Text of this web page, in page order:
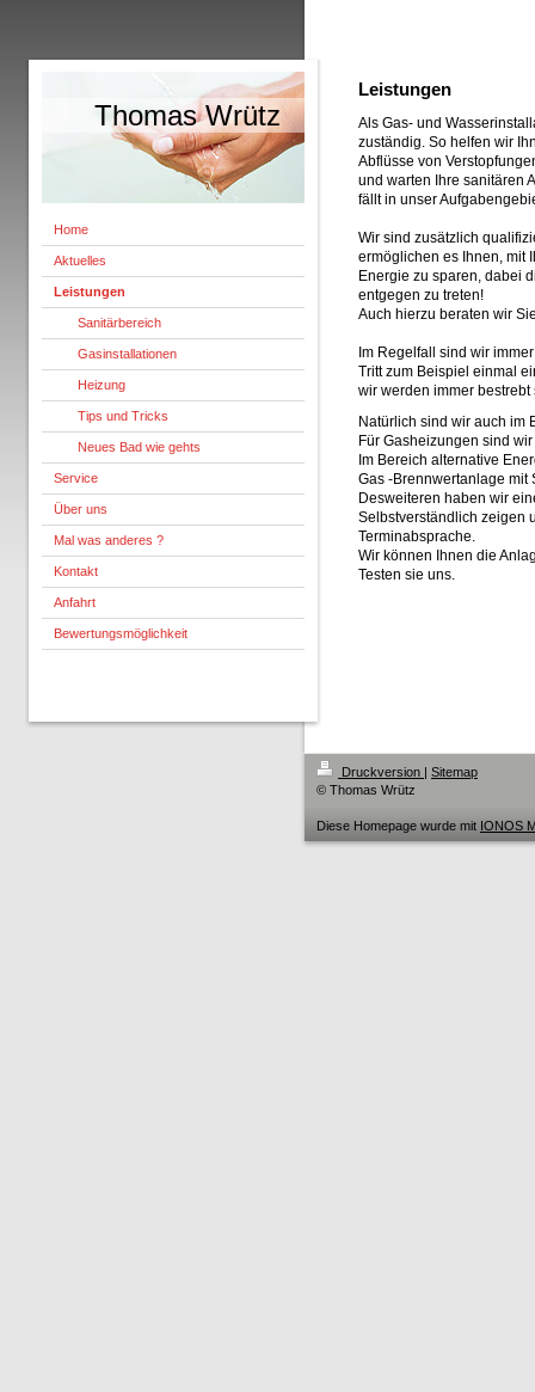
Thomas Wrütz
Home
Aktuelles
Leistungen
Sanitärbereich
Gasinstallationen
Heizung
Tips und Tricks
Neues Bad wie gehts
Service
Über uns
Mal was anderes ?
Kontakt
Anfahrt
Bewertungsmöglichkeit
Leistungen
Als Gas- und
zuständig. So helfen wir
Abflüsse von
und warten Ihre sanitären
fällt in unser
Wir sind zusätzlich
ermöglichen es Ihnen, mit
Energie zu sparen, dabei
entgegen zu treten!
Auch hierzu beraten wir
Im Regelfall sind wir
Tritt zum Beispiel einmal
wir werden immer
Natürlich sind wir auch im
Für Gasheizungen sind
Im Bereich alternative
Gas -Brennwertanlage mit
Desweiteren haben wir
Selbstverständlich zeigen
Terminabsprache.
Wir können Ihnen die
Testen sie uns.
Druckversion | Sitemap
© Thomas Wrütz
Diese Homepage wurde mit IONOS